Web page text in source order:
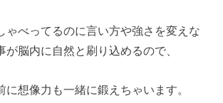
ゃべってるのに言い方や強さを変えな
が脳内に自然と刷り込めるので、
に想像力も一緒に鍛えちゃいます。